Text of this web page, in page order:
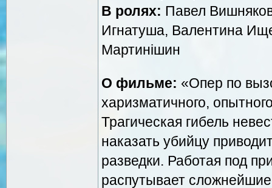
В ролях: Павел
Игнатуша, Валентина
Мартинішин
О фильме: «Опер по
харизматичного,
Трагическая гибель
наказать убийцу
разведки. Работая под
распутывает